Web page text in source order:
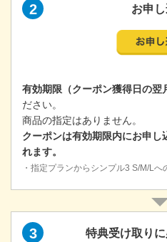
2 お申
有効期限（クーポン獲得日の翌
ださい。
商品の指定はありません。
クーポンは有効期限内にお申し
れます。
・指定プランからシンプル3 S/M/Lへ
3 特典受け取り